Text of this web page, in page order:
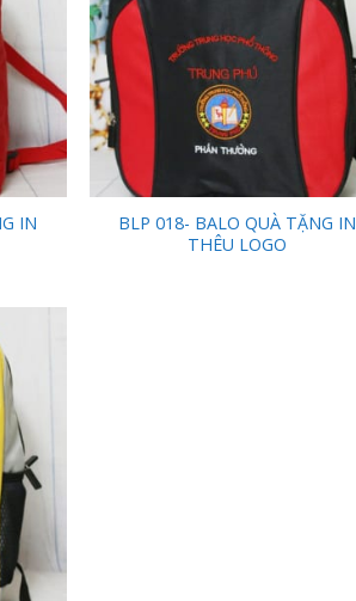
IN
BLP 018- BALO QUÀ TẶNG IN
THÊU LOGO
Add to
Wishlist